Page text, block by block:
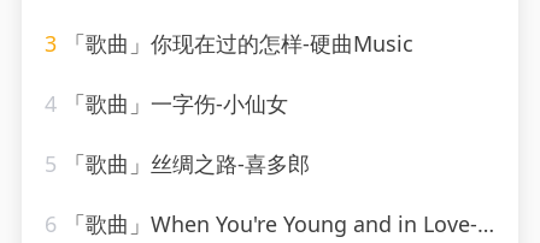
3 「歌曲」你现在过的怎样-硬曲Music
4 「歌曲」一字伤-小仙女
5 「歌曲」丝绸之路-喜多郎
6 「歌曲」When You're Young and in Love-John Alford